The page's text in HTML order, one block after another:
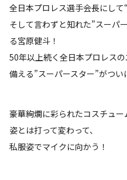
全日本プロレス選手会長にし
そして言わずと知れた”スーパ
る宮原健斗！
50年以上続く全日本プロレス
備える”スーパースター”がつい
豪華絢爛に彩られたコスチュ
姿とは打って変わって、
私服姿でマイクに向かう！